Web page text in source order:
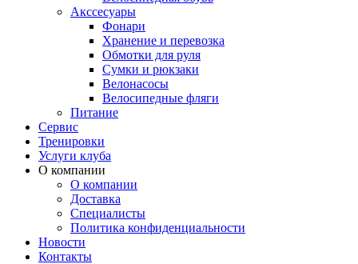
Акссесуары
Фонари
Хранение и перевозка
Обмотки для руля
Сумки и рюкзаки
Велонасосы
Велосипедные фляги
Питание
Сервис
Тренировки
Услуги клуба
О компании
О компании
Доставка
Специалисты
Политика конфиденциальности
Новости
Контакты